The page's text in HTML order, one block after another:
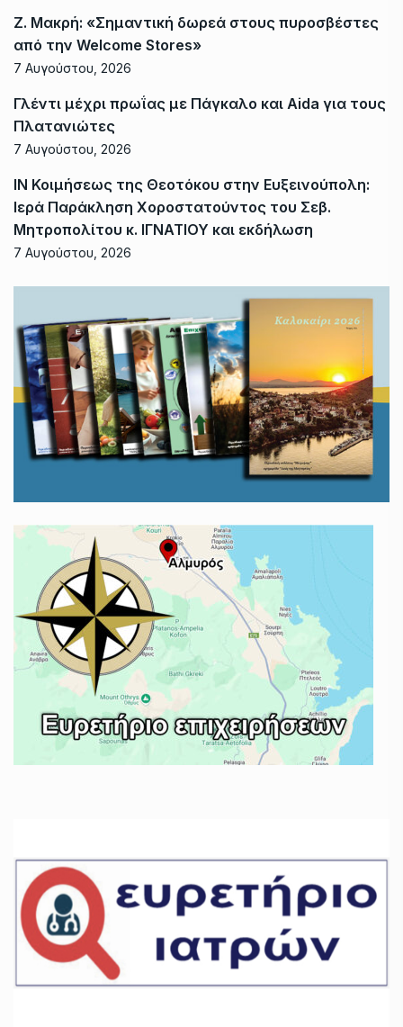
Ζ. Μακρή: «Σημαντική δωρεά στους πυροσβέστες
από την Welcome Stores»
7 Αυγούστου, 2026
Γλέντι μέχρι πρωΐας με Πάγκαλο και Aida για τους
Πλατανιώτες
7 Αυγούστου, 2026
ΙΝ Κοιμήσεως της Θεοτόκου στην Ευξεινούπολη:
Ιερά Παράκληση Χοροστατούντος του Σεβ.
Μητροπολίτου κ. ΙΓΝΑΤΙΟΥ και εκδήλωση
7 Αυγούστου, 2026